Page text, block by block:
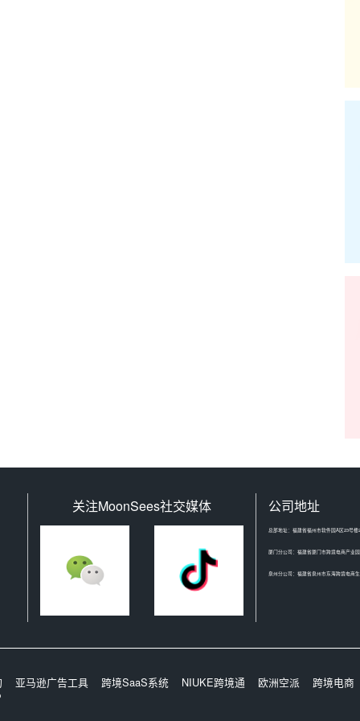
关注MoonSees社交媒体 公司地址
总部地址：福建省福州市软件园A区23号楼
厦门分公司：福建省厦门市跨境电商产业
泉州分公司：福建省泉州市东海跨境电商
亚马逊广告工具 跨境SaaS系统 NIUKE跨境通 欧洲空派
跨境电商